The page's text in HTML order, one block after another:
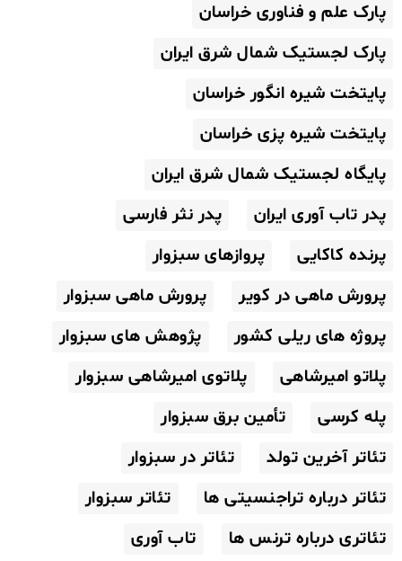
پارک علم و فناوری خراسان
پارک لجستیک شمال شرق ایران
پایتخت شیره انگور خراسان
پایتخت شیره پزی خراسان
پایگاه لجستیک شمال شرق ایران
پدر تاب آوری ایران
پدر نثر فارسی
پرنده کاکایی
پروازهای سبزوار
پرورش ماهی در کویر
پرورش ماهی سبزوار
پروژه های ریلی کشور
پژوهش های سبزوار
پلاتو امیرشاهی
پلاتوی امیرشاهی سبزوار
پله کرسی
تأمین برق سبزوار
تئاتر آخرین تولد
تئاتر در سبزوار
تئاتر درباره تراجنسیتی ها
تئاتر سبزوار
تئاتری درباره ترنس ها
تاب آوری